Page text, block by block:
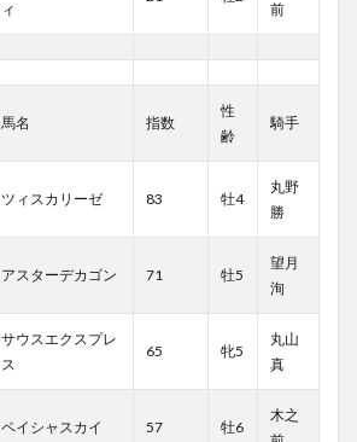
ィ
前
馬名 指数
性
齢
騎手
ツィスカリーゼ 83 牡4
丸野
勝
アスターデカゴン 71 牡5
望月
洵
サウスエクスプレ
ス
65 牝5
丸山
真
ペイシャスカイ 57 牡6
木之